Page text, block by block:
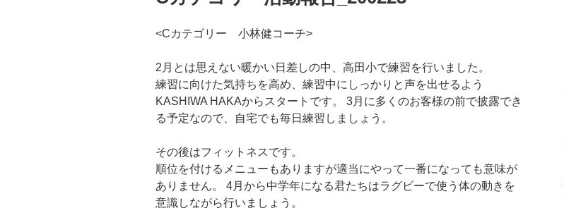
<Cカテゴリー 小林健コーチ>
2月とは思えない暖かい日差しの中、高田小で練習を行いました。
練習に向けた気持ちを高め、練習中にしっかりと声を出せるよう
KASHIWA HAKAからスタートです。 3月に多くのお客様の前で披露でき
る予定なので、自宅でも毎日練習しましょう。
その後はフィットネスです。
順位を付けるメニューもありますが適当にやって一番になっても意味が
ありません。 4月から中学年になる君たちはラグビーで使う体の動きを
意識しながら行いましょう。